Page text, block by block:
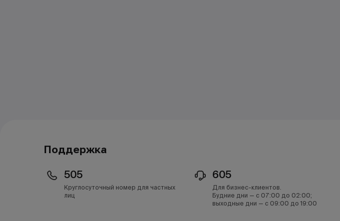
Поддержка
505
Круглосуточный номер для частных
лиц
605
Для бизнес-клиентов.
Будние дни — с 07:00 до 02:00;
выходные дни — с 09:00 до 19:00